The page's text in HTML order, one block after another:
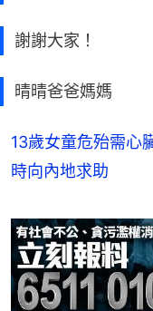
謝謝大家！
晴晴爸爸媽媽
13歲女童危殆需
時向內地求助